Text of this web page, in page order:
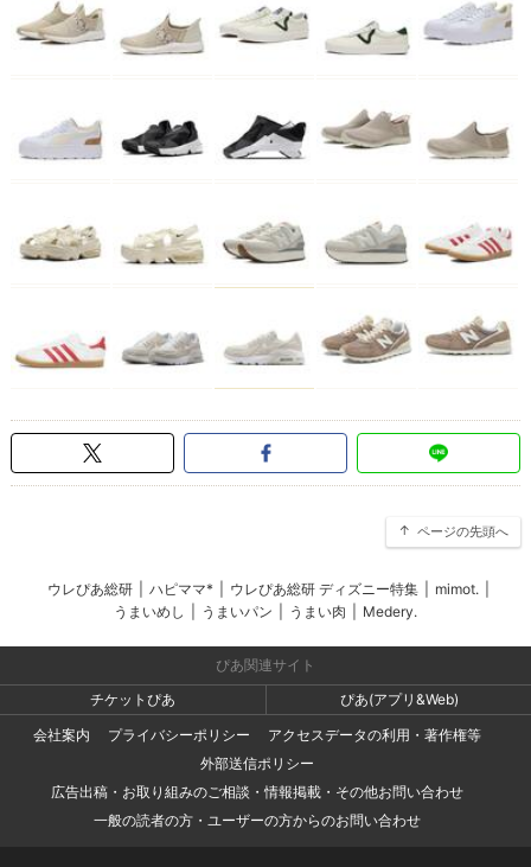
ページの先頭へ
ウレぴあ総研 ハピママ* ウレぴあ総研 ディズニー特集 mimot.
うまいめし
うまいパン うまい肉 Medery.
ぴあ関連サイト
チケットぴあ
ぴあ(アプリ&Web)
会社案内
プライバシーポリシー
アクセスデータの利用・著作権等
外部送信ポリシー
広告出稿・お取り組みのご相談・情報掲載・その他お問い合わせ
一般の読者の方・ユーザーの方からのお問い合わせ